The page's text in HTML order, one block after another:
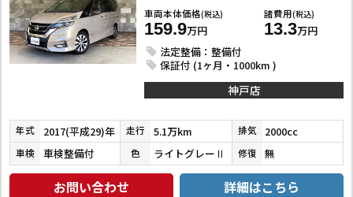
車両本体価格(税込)
159.9万円
諸費用(税込)
13.3万円
法定整備：整備付
保証付 (1ヶ月・1000km )
神戸店
年式 2017(平成29)年 走行 5.1万km 排気 2000cc
車検 車検整備付 色 ライトグレーⅡ 修復 無
お問い合わせ 詳細はこちら